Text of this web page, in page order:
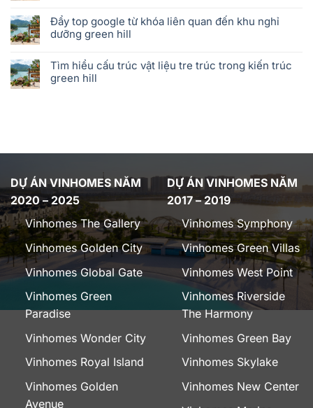
Đẩy top google từ khóa liên quan đến khu nghỉ
dưỡng green hill
Tìm hiểu cấu trúc vật liệu tre trúc trong kiến trúc
green hill
DỰ ÁN VINHOMES NĂM
2020 – 2025
Vinhomes The Gallery
Vinhomes Golden City
Vinhomes Global Gate
Vinhomes Green
Paradise
Vinhomes Wonder City
Vinhomes Royal Island
Vinhomes Golden
Avenue
DỰ ÁN VINHOMES NĂM
2017 – 2019
Vinhomes Symphony
Vinhomes Green Villas
Vinhomes West Point
Vinhomes Riverside
The Harmony
Vinhomes Green Bay
Vinhomes Skylake
Vinhomes New Center